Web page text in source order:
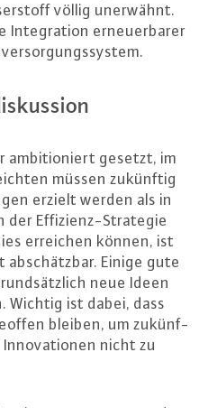
völlig unerwähnt.
In­te­gra­ti­on er­neu­er­ba­rer
am­bi­tio­niert gesetzt, im
müssen zukünftig
erzielt werden als in
der Ef­fi­zi­enz-Stra­te­gie
erreichen können, ist
Einige gute
neue Ideen
Wichtig ist dabei, dass
bleiben, um zu­künf­
nicht zu